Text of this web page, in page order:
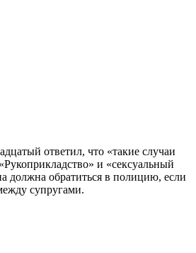
ответил, что «такие случаи
и «сексуальный
должна обратиться в полицию, если
супругами.